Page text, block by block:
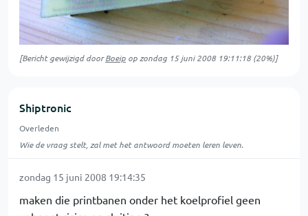
[Bericht gewijzigd doorBoeip op zondag 15 juni 2008 19:11:18(20%)]
Shiptronic
Overleden
Wie de vraag stelt, zal met het antwoord moeten leren leven.
zondag 15 juni 2008 19:14:35
maken die printbanen onder het koelprofiel geen